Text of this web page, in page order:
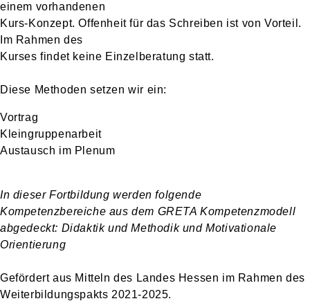
einem vorhandenen
Kurs-Konzept. Offenheit für das Schreiben ist von Vorteil.
Im Rahmen des
Kurses findet keine Einzelberatung statt.
Diese Methoden setzen wir ein:
Vortrag
Kleingruppenarbeit
Austausch im Plenum
In dieser Fortbildung werden folgende
Kompetenzbereiche aus dem GRETA Kompetenzmodell
abgedeckt: Didaktik und Methodik und Motivationale
Orientierung
Gefördert aus Mitteln des Landes Hessen im Rahmen des
Weiterbildungspakts 2021-2025.